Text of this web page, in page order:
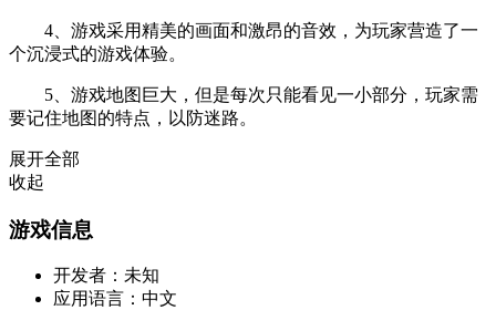
4、游戏采用精美的画面和激昂的音效，为玩家营造了一
个沉浸式的游戏体验。
5、游戏地图巨大，但是每次只能看见一小部分，玩家需
要记住地图的特点，以防迷路。
展开全部
收起
游戏信息
开发者： 未知
应用语言： 中文